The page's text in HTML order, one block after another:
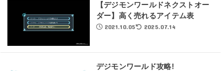
【デジモンワールドネクストオー
ダー】高く売れるアイテム表
2021.10.05 2025.07.14
デジモンワールド攻略!